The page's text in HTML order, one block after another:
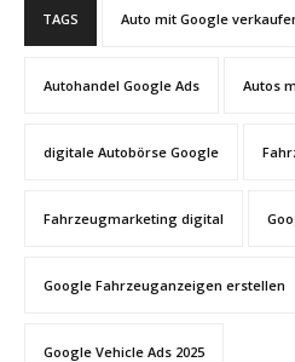
TAGS Auto mit Google
Autohandel Google Ads Autos
digitale Autobörse Google
Fahrzeugmarketing digital
Google Fahrzeuganzeigen erstellen
Google Vehicle Ads 2025